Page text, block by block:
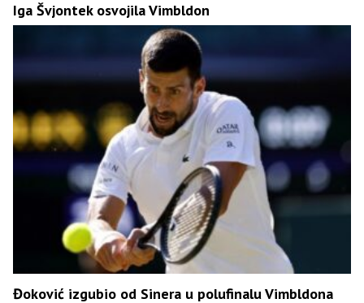
Iga Švjontek osvojila Vimbldon
Đoković izgubio od Sinera u polufinalu Vimbldona